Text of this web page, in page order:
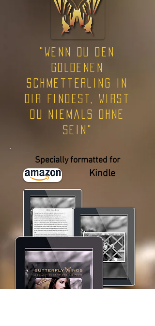
"Wenn du den
goldenen
Schmetterling in
dir findest, wirst
du niemals ohne
sein"
Specially formatted for
Kindle